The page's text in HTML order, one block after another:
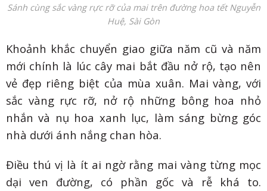
Sánh cùng sắc vàng rực rỡ của mai trên đường hoa tết Nguyễn
Huệ, Sài Gòn
Khoảnh khắc chuyển giao giữa năm cũ và năm
mới chính là lúc cây mai bắt đầu nở rộ, tạo nên
vẻ đẹp riêng biệt của mùa xuân. Mai vàng, với
sắc vàng rực rỡ, nở rộ những bông hoa nhỏ
nhắn và nụ hoa xanh lục, làm sáng bừng góc
nhà dưới ánh nắng chan hòa.
Điều thú vị là ít ai ngờ rằng mai vàng từng mọc
dại ven đường, có phần gốc và rễ khá to.